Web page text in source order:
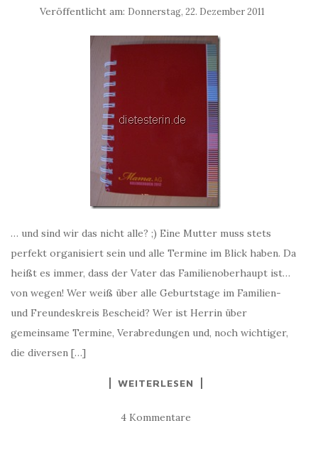
Veröffentlicht am: Donnerstag, 22. Dezember 2011
… und sind wir das nicht alle? ;) Eine Mutter muss stets
perfekt organisiert sein und alle Termine im Blick haben. Da
heißt es immer, dass der Vater das Familienoberhaupt ist…
von wegen! Wer weiß über alle Geburtstage im Familien-
und Freundeskreis Bescheid? Wer ist Herrin über
gemeinsame Termine, Verabredungen und, noch wichtiger,
die diversen […]
WEITERLESEN
4 Kommentare